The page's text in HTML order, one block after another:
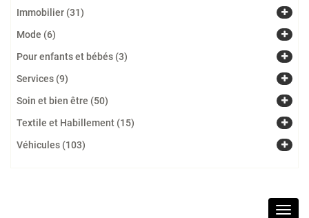
Immobilier (31)
Mode (6)
Pour enfants et bébés (3)
Services (9)
Soin et bien être (50)
Textile et Habillement (15)
Véhicules (103)